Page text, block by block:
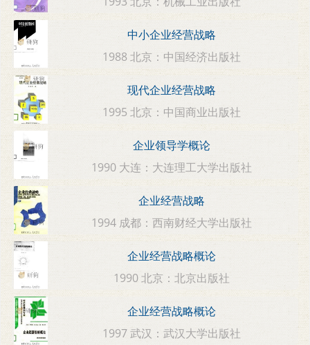
中小企业经营战略
1988 北京：中国经济出版社
现代企业经营战略
1995 北京：中国商业出版社
企业领导学概论
1990 大连：大连理工大学出版社
企业经营战略
1994 成都：西南财经大学出版社
企业经营战略概论
1990 北京：北京出版社
企业经营战略概论
1997 武汉：武汉大学出版社